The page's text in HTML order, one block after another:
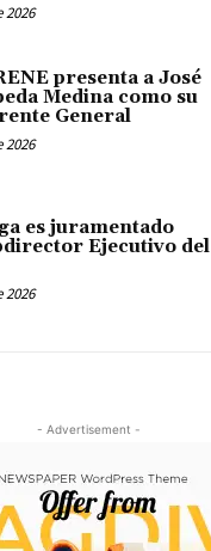
2026
presenta a José
Medina como su
General
2026
es juramentado
Ejecutivo del
2026
- Advertisement -